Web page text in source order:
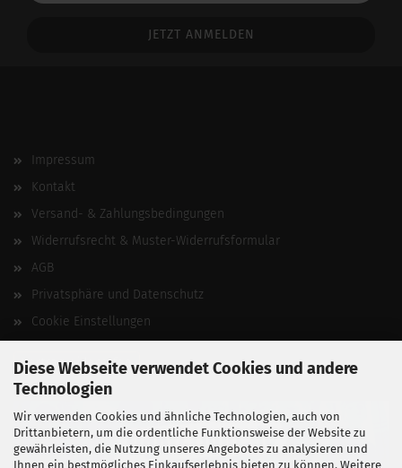
Diese Webseite verwendet Cookies und andere
Technologien
Wir verwenden Cookies und ähnliche Technologien, auch von
Drittanbietern, um die ordentliche Funktionsweise der Website zu
gewährleisten, die Nutzung unseres Angebotes zu analysieren und
Ihnen ein bestmögliches Einkaufserlebnis bieten zu können. Weitere
Impressum
Kontakt
Versand- & Zahlungsbedingungen
Widerrufsrecht & Muster-Widerrufsformular
AGB
Privatsphäre und Datenschutz
Cookie Einstellungen
Vertrag widerrufen